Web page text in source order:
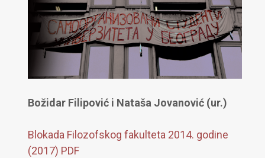
Božidar Filipović i Nataša Jovanović (ur.)
Blokada Filozofskog fakulteta 2014. godine
(2017) PDF